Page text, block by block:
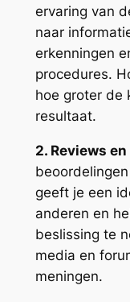
ervaring van
naar
erkenningen
procedures.
hoe groter de
resultaat.
2. Reviews
geeft je een
anderen en
beslissing te
media en
meningen.